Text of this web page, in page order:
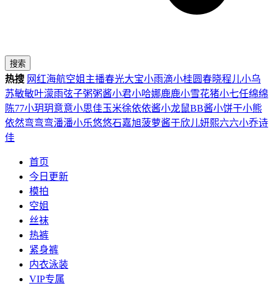
搜索
热搜 网红海航空姐 主播春光大宝小雨滴小桂圆春晓程儿小乌
苏敏敏叶濛雨弦子粥粥酱小君小哈娜鹿鹿小雪花猪小七任绵绵
陈77小玥玥意意小思佳玉米徐依依酱小龙鼠BB酱小饼干小熊
依然弯弯弯潘潘小乐悠悠石嘉旭菠萝酱于欣儿妍熙六六小乔诗
佳
首页
今日更新
模拍
空姐
丝袜
热裤
紧身裤
内衣泳装
VIP专属